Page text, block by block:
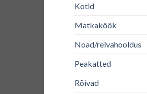
Kotid
Matkaköök
Noad/relvahooldus
Peakatted
Rõivad